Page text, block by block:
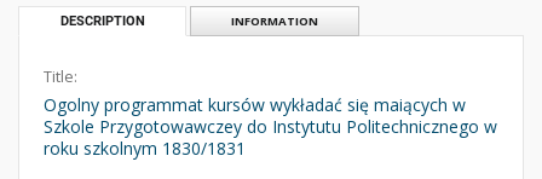
DESCRIPTION INFORMATION
Title:
Ogolny programmat kursów wykładać się maiących w
Szkole Przygotowawczey do Instytutu Politechnicznego w
roku szkolnym 1830/1831